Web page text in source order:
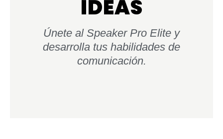
IDEAS
Únete al Speaker Pro Elite y
desarrolla tus habilidades de
comunicación.